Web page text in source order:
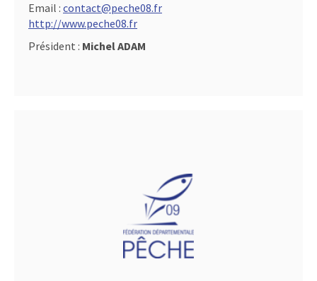
Email : contact@peche08.fr
http://www.peche08.fr
Président : Michel ADAM